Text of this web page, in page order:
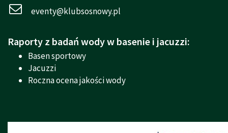
eventy@klubsosnowy.pl
Raporty z badań wody w basenie i jacuzzi:
Basen sportowy
Jacuzzi
Roczna ocena jakości wody